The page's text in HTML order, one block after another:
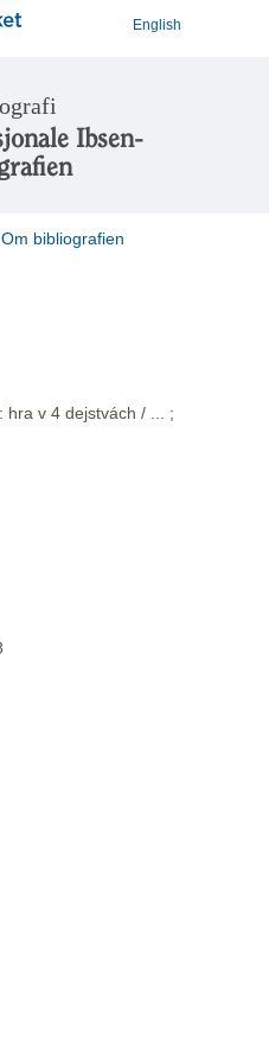
English
Ibsen-
Om bibliografien
hra v 4 dejstvách / ... ;